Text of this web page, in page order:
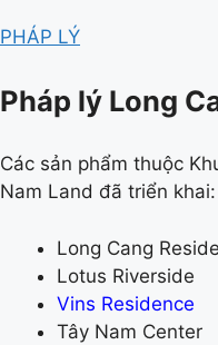
PHÁP LÝ
Pháp lý Long
Các sản phẩm thuộc
Nam Land đã triển khai:
Long Cang
Lotus Riverside
Vins Residence
Tây Nam Center